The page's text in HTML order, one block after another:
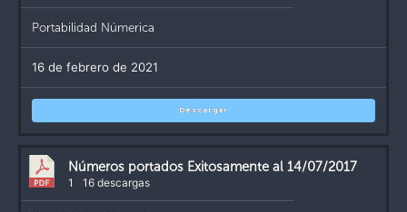
Portabilidad Númerica
16 de febrero de 2021
Descargar
Números portados Exitosamente al 14/07/2017
1 16 descargas